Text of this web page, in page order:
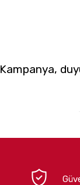
Kampanya,